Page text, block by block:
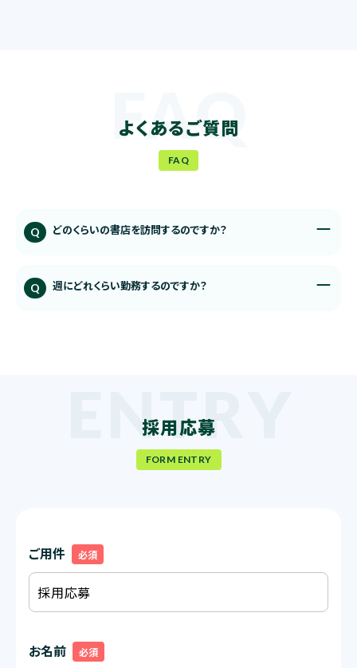
よくあるご質問
FAQ
Q どのくらいの書店を訪問するのですか？
Q 週にどれくらい勤務するのですか？
採用応募
FORM ENTRY
ご用件 必須
お名前 必須